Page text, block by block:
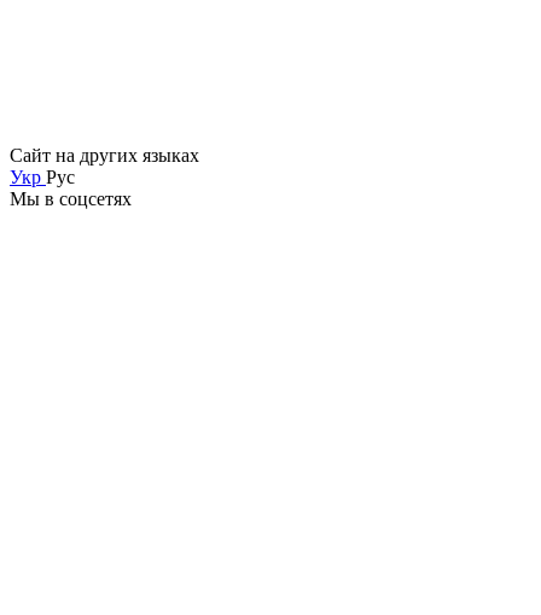
Сайт на других языках
Укр Рус
Мы в соцсетях